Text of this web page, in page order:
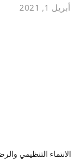
أبريل 1, 2021
الانتماء التنظيمي